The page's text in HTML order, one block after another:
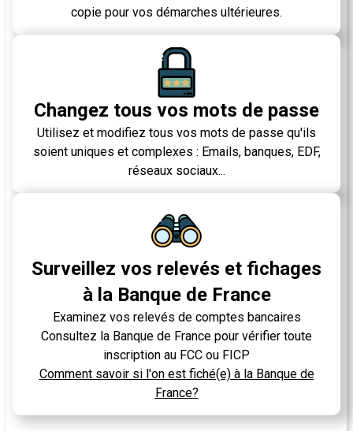
copie pour vos démarches ultérieures.
Changez tous vos mots de passe
Utilisez et modifiez tous vos mots de passe qu'ils
soient uniques et complexes : Emails, banques, EDF,
réseaux sociaux...
Surveillez vos relevés et fichages
à la Banque de France
Examinez vos relevés de comptes bancaires
Consultez la Banque de France pour vérifier toute
inscription au FCC ou FICP
Comment savoir si l'on est fiché(e) à la Banque de
France?